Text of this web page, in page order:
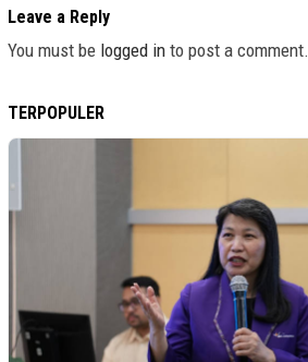
Leave a Reply
You must be logged in to post a comment.
TERPOPULER